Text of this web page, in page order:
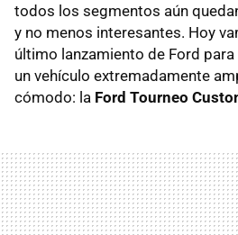
todos los segmentos aún
y no menos interesantes. Hoy
último lanzamiento de Ford
un vehículo extremadamente
cómodo: la Ford Tourneo